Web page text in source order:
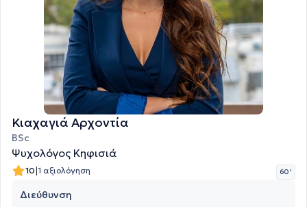
Κιαχαγιά Αρχοντία
BSc
Ψυχολόγος Κηφισιά
10|1 αξιολόγηση 60 '
Διεύθυνση